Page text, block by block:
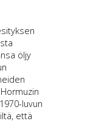
öljy
luvun
että